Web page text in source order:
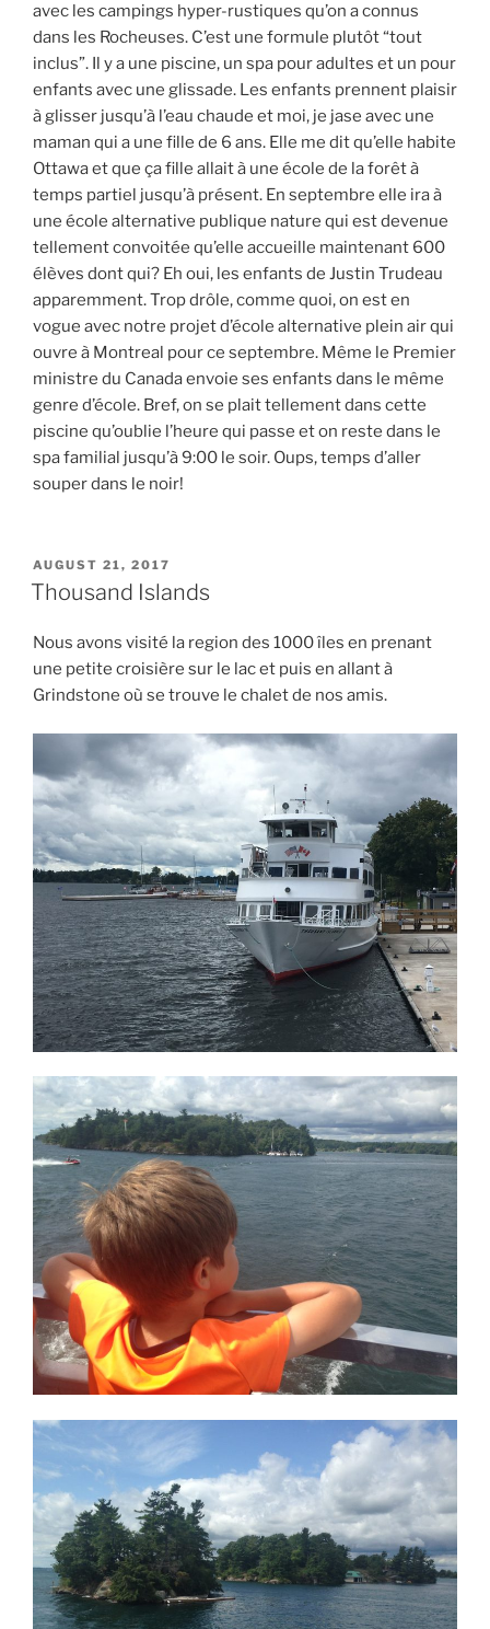
avec les campings hyper-rustiques qu’on a connus
dans les Rocheuses. C’est une formule plutôt “tout
inclus”. Il y a une piscine, un spa pour adultes et un pour
enfants avec une glissade. Les enfants prennent plaisir
à glisser jusqu’à l’eau chaude et moi, je jase avec une
maman qui a une fille de 6 ans. Elle me dit qu’elle habite
Ottawa et que ça fille allait à une école de la forêt à
temps partiel jusqu’à présent. En septembre elle ira à
une école alternative publique nature qui est devenue
tellement convoitée qu’elle accueille maintenant 600
élèves dont qui? Eh oui, les enfants de Justin Trudeau
apparemment. Trop drôle, comme quoi, on est en
vogue avec notre projet d’école alternative plein air qui
ouvre à Montreal pour ce septembre. Même le Premier
ministre du Canada envoie ses enfants dans le même
genre d’école. Bref, on se plait tellement dans cette
piscine qu’oublie l’heure qui passe et on reste dans le
spa familial jusqu’à 9:00 le soir. Oups, temps d’aller
souper dans le noir!
POSTED
ON
AUGUST 21, 2017
Thousand Islands
Nous avons visité la region des 1000 îles en prenant
une petite croisière sur le lac et puis en allant à
Grindstone où se trouve le chalet de nos amis.